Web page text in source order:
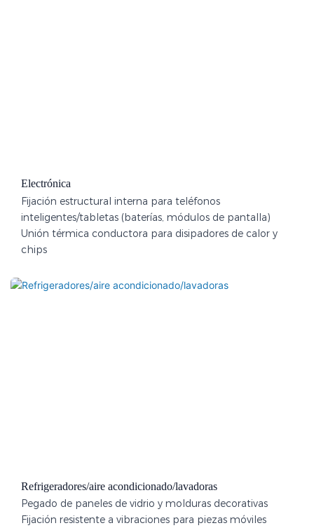
Electrónica
Fijación estructural interna para teléfonos
inteligentes/tabletas (baterías, módulos de pantalla)
Unión térmica conductora para disipadores de calor y
chips
Refrigeradores/aire acondicionado/lavadoras
Pegado de paneles de vidrio y molduras decorativas
Fijación resistente a vibraciones para piezas móviles